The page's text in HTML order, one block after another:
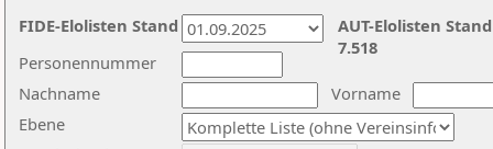
Nachname
Vorname
Ebene
Personennummer
AUT-Elolisten
7.518
FIDE-Elolisten Stand